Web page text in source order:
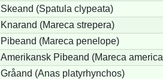
Skeand (Spatula clypeata)
Knarand (Mareca strepera)
Pibeand (Mareca penelope)
Amerikansk Pibeand (Mareca
Gråand (Anas platyrhynchos)